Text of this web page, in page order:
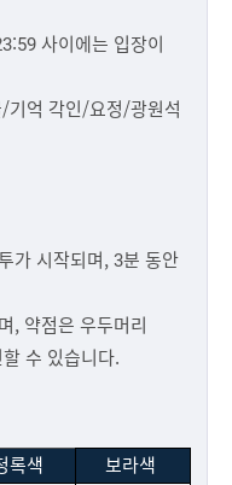
사이에는 입장이
억 각인/요정/광원석
가 시작되며, 3분 동안
, 약점은 우두머리
수 있습니다.
록색
보라색